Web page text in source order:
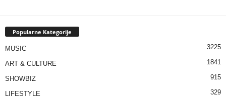
Popularne Kategorije
MUSIC 3225
ART & CULTURE 1841
SHOWBIZ 915
LIFESTYLE 329